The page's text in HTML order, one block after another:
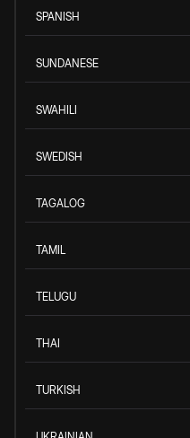
SPANISH
SUNDANESE
SWAHILI
SWEDISH
TAGALOG
TAMIL
TELUGU
THAI
TURKISH